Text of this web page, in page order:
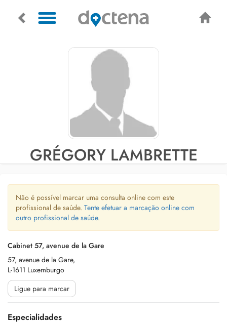
GRÉGORY LAMBRETTE
Não é possível marcar uma consulta online com este
profissional de saúde. Tente efetuar a marcação online com
outro profissional de saúde.
Cabinet 57, avenue de la Gare
57, avenue de la Gare,
L-1611 Luxemburgo
Ligue para marcar
Especialidades